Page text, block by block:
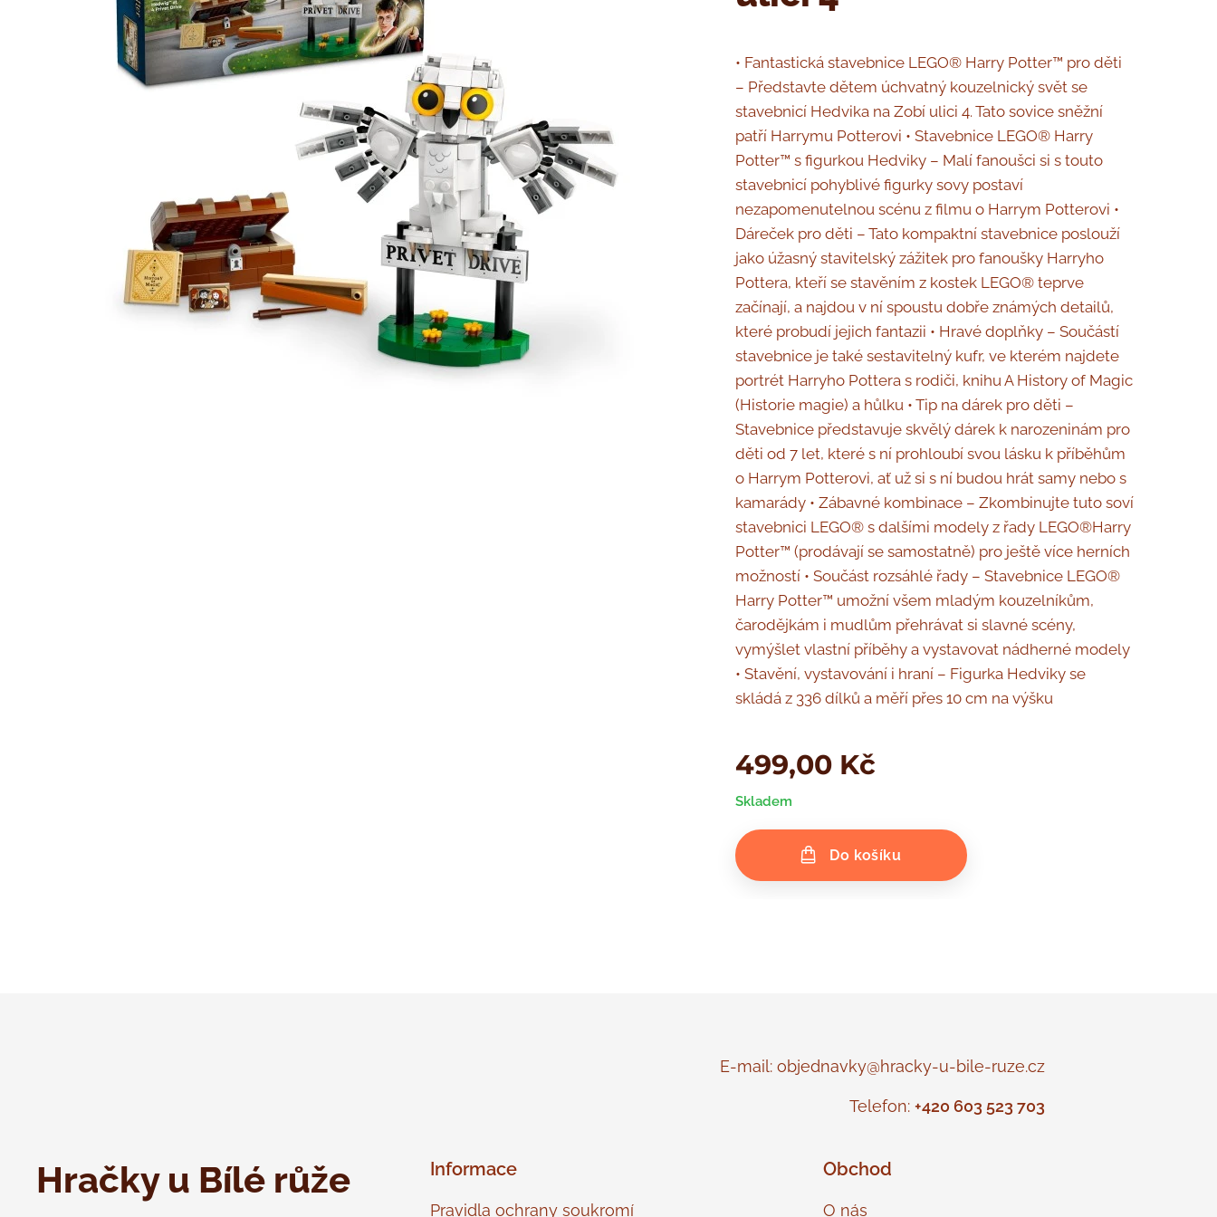
• Fantastická stavebnice LEGO® Harry Potter™ pro děti
– Představte dětem úchvatný kouzelnický svět se
stavebnicí Hedvika na Zobí ulici 4. Tato sovice sněžní
patří Harrymu Potterovi • Stavebnice LEGO® Harry
Potter™ s figurkou Hedviky – Malí fanoušci si s touto
stavebnicí pohyblivé figurky sovy postaví
nezapomenutelnou scénu z filmu o Harrym Potterovi •
Dáreček pro děti – Tato kompaktní stavebnice poslouží
jako úžasný stavitelský zážitek pro fanoušky Harryho
Pottera, kteří se stavěním z kostek LEGO® teprve
začínají, a najdou v ní spoustu dobře známých detailů,
které probudí jejich fantazii • Hravé doplňky – Součástí
stavebnice je také sestavitelný kufr, ve kterém najdete
portrét Harryho Pottera s rodiči, knihu A History of Magic
(Historie magie) a hůlku • Tip na dárek pro děti –
Stavebnice představuje skvělý dárek k narozeninám pro
děti od 7 let, které s ní prohloubí svou lásku k příběhům
o Harrym Potterovi, ať už si s ní budou hrát samy nebo s
kamarády • Zábavné kombinace – Zkombinujte tuto soví
stavebnici LEGO® s dalšími modely z řady LEGO®Harry
Potter™ (prodávají se samostatně) pro ještě více herních
možností • Součást rozsáhlé řady – Stavebnice LEGO®
Harry Potter™ umožní všem mladým kouzelníkům,
čarodějkám i mudlům přehrávat si slavné scény,
vymýšlet vlastní příběhy a vystavovat nádherné modely
• Stavění, vystavování i hraní – Figurka Hedviky se
skládá z 336 dílků a měří přes 10 cm na výšku
499,00 Kč
Skladem
Do košíku
E-mail: objednavky@hracky-u-bile-ruze.cz
Telefon: +420 603 523 703
Hračky u Bílé růže Informace
Pravidla ochrany soukromí
Obchod
O nás